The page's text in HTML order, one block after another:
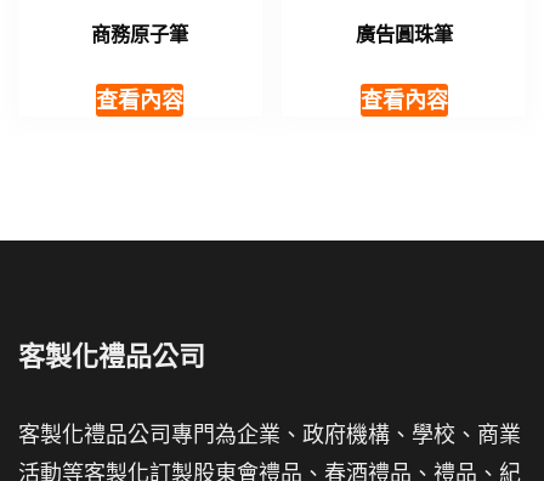
商務原子筆
查看內容
廣告圓珠筆
查看內容
客製化禮品公司
客製化禮品公司專門為企業、政府機構、學校、商業
活動等客製化訂製股東會禮品、春酒禮品、禮品、紀